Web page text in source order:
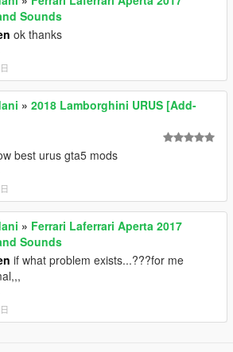
Sounds
ok thanks
» 2018 Lamborghini URUS [Add-
best urus gta5 mods
» Ferrari Laferrari Aperta 2017
Sounds
if what problem exists...???for me